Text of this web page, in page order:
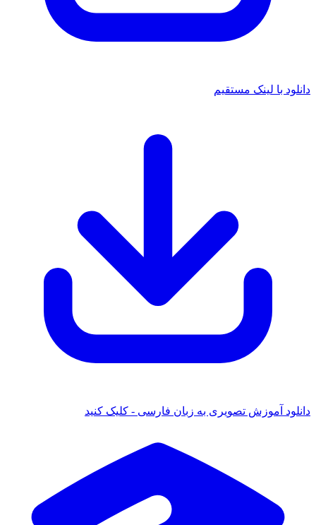
دانلود با لینک مستقیم
دانلود آموزش تصویری به زبان فارسی - کلیک کنید